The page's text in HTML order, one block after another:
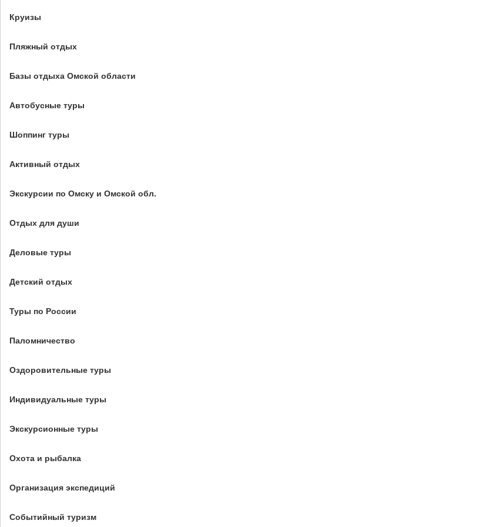
Круизы
Пляжный отдых
Базы отдыха Омской области
Автобусные туры
Шоппинг туры
Активный отдых
Экскурсии по Омску и Омской обл.
Отдых для души
Деловые туры
Детский отдых
Туры по России
Паломничество
Оздоровительные туры
Индивидуальные туры
Экскурсионные туры
Охота и рыбалка
Организация экспедиций
Событийный туризм